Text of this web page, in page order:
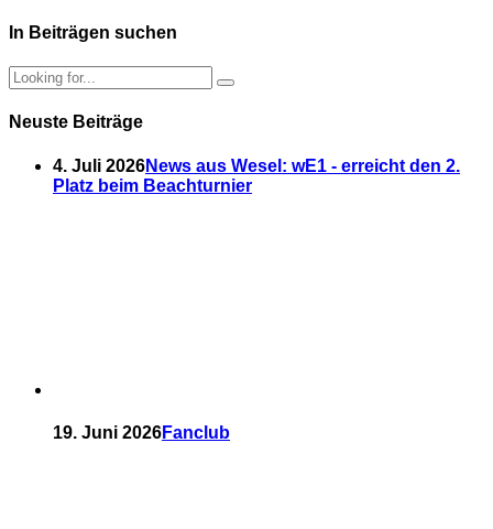
In Beiträgen suchen
Neuste Beiträge
4. Juli 2026News aus Wesel: wE1 - erreicht den 2.
Platz beim Beachturnier
19. Juni 2026Fanclub